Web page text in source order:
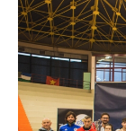
Olimpiadi
Atleti
Atleti
Atleti